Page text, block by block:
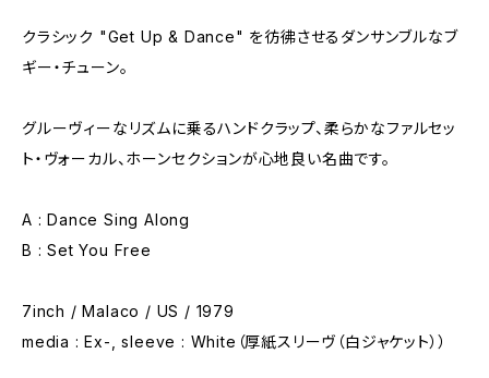
クラシック "Get Up & Dance" を彷彿させるダンサンブルなブ
ギー・チューン。
グルーヴィーなリズムに乗るハンドクラップ、柔らかなファルセッ
ト・ヴォーカル、ホーンセクションが心地良い名曲です。
A : Dance Sing Along
B : Set You Free
7inch / Malaco / US / 1979
media : Ex-, sleeve : White（厚紙スリーヴ（白ジャケット））